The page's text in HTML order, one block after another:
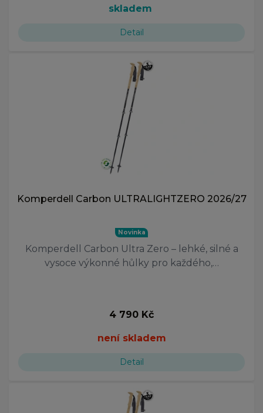
skladem
Detail
Komperdell Carbon ULTRALIGHTZERO 2026/27
Novinka
Komperdell Carbon Ultra Zero – lehké, silné a
vysoce výkonné hůlky pro každého,…
4 790 Kč
není skladem
Detail